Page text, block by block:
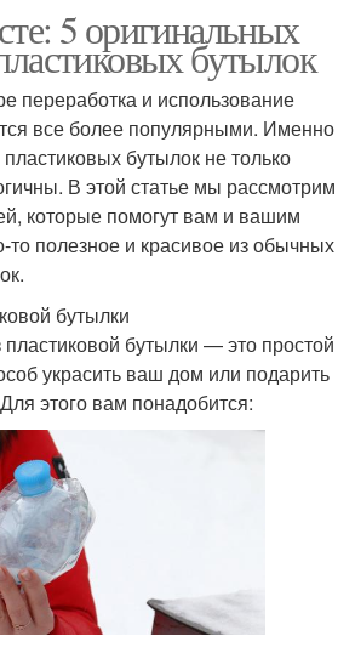
5 оригинальных
бутылок
переработка и использование
все более популярными. Именно
бутылок не только
В этой статье мы рассмотрим
которые помогут вам и вашим
то полезное и красивое из обычных
бутылки
бутылки — это простой
украсить ваш дом или подарить
этого вам понадобится: